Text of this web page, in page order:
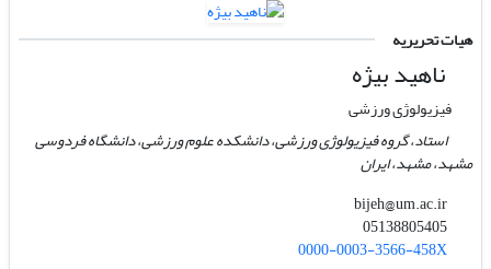
هیات تحریریه
ناهید بیژه
فیزیولوژی ورزشی
استاد، گروه فیزیولوژی ورزشی، دانشکده علوم ورزشی، دانشگاه فردوسی
مشهد، مشهد، ایران
bijeh@um.ac.ir
05138805405
0000-0003-3566-458X